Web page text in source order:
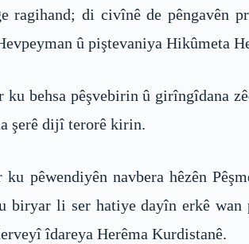
ragihand; di civînê de
û piştevaniya Hikûmeta
ku behsa pêşvebirin û girîngîdana
şerê dijî terorê kirin.
ku pêwendiyên navbera hêzên
biryar li ser hatiye dayîn erkê wan
îdareya Herêma Kurdistanê.